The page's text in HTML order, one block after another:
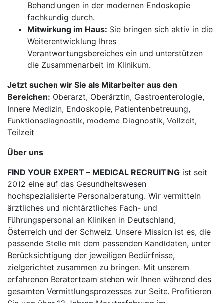
Behandlungen in der modernen Endoskopie
fachkundig durch.
Mitwirkung im Haus: Sie bringen sich aktiv in die
Weiterentwicklung Ihres
Verantwortungsbereiches ein und unterstützen
die Zusammenarbeit im Klinikum.
Jetzt suchen wir Sie als Mitarbeiter aus den
Bereichen: Oberarzt, Oberärztin, Gastroenterologie,
Innere Medizin, Endoskopie, Patientenbetreuung,
Funktionsdiagnostik, moderne Diagnostik, Vollzeit,
Teilzeit
Über uns
FIND YOUR EXPERT – MEDICAL RECRUITING ist seit
2012 eine auf das Gesundheitswesen
hochspezialisierte Personalberatung. Wir vermitteln
ärztliches und nichtärztliches Fach- und
Führungspersonal an Kliniken in Deutschland,
Österreich und der Schweiz. Unsere Mission ist es, die
passende Stelle mit dem passenden Kandidaten, unter
Berücksichtigung der jeweiligen Bedürfnisse,
zielgerichtet zusammen zu bringen. Mit unserem
erfahrenen Beraterteam stehen wir Ihnen während des
gesamten Vermittlungsprozesses zur Seite. Profitieren